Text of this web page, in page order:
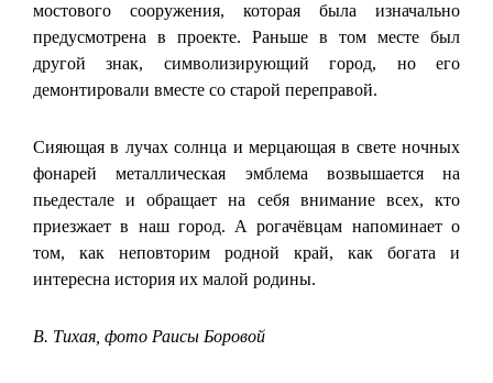
мостового сооружения, которая была изначально
предусмотрена в проекте. Раньше в том месте был
другой знак, символизирующий город, но его
демонтировали вместе со старой переправой.
Сияющая в лучах солнца и мерцающая в свете ночных
фонарей металлическая эмблема возвышается на
пьедестале и обращает на себя внимание всех, кто
приезжает в наш город. А рогачёвцам напоминает о
том, как неповторим родной край, как богата и
интересна история их малой родины.
В. Тихая, фото Раисы Боровой